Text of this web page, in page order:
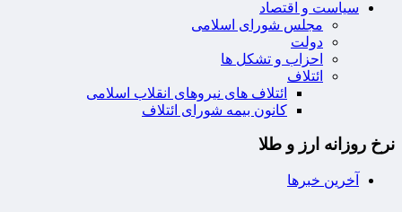
سیاست و اقتصاد
مجلس شورای اسلامی
دولت
احزاب و تشکل ها
ائتلاف
ائتلاف های نیروهای انقلاب اسلامی
کانون بیمه شورای ائتلاف
نرخ روزانه ارز و طلا
آخرین خبرها